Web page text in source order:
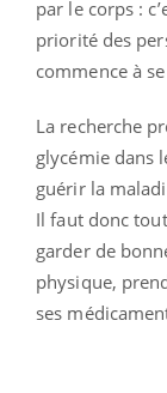
par le corps :
priorité des
commence à
La recherche
glycémie dans
guérir la
Il faut donc
garder de
physique,
ses